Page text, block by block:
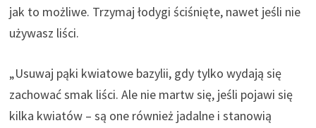
jak to możliwe. Trzymaj łodygi ściśnięte, nawet jeśli nie
używasz liści.
„Usuwaj pąki kwiatowe bazylii, gdy tylko wydają się
zachować smak liści. Ale nie martw się, jeśli pojawi się
kilka kwiatów – są one również jadalne i stanowią